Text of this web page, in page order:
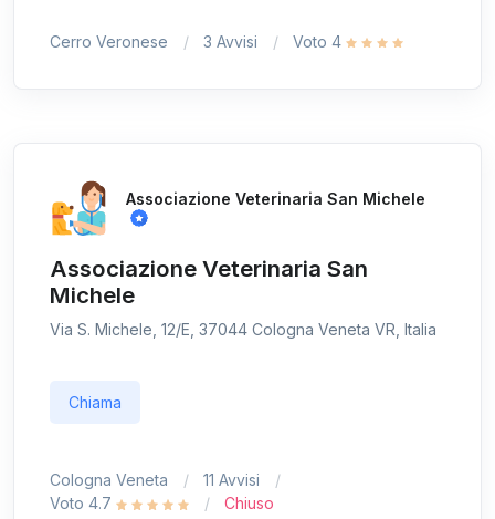
Cerro Veronese 3 Avvisi Voto 4
Associazione Veterinaria San Michele
Associazione Veterinaria San
Michele
Via S. Michele, 12/E, 37044 Cologna Veneta VR, Italia
Chiama
Cologna Veneta
11 Avvisi
Voto 4.7
Chiuso